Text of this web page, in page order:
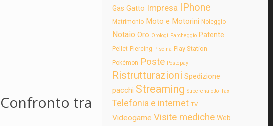
tra
Gas Gatto Impresa IPhone
Matrimonio Moto e Motorini Noleggio
Notaio Oro Orologi Parcheggio Patente
Pellet Piercing Piscina Play Station
Pokémon Poste Postepay
Ristrutturazioni Spedizione
pacchi Streaming Superenalotto Taxi
Telefonia e internet TV
Videogame Visite mediche Web